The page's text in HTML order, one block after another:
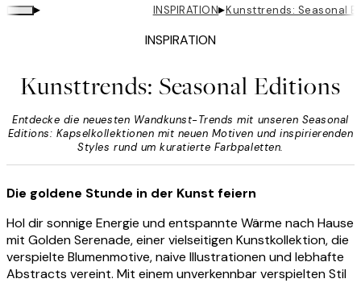
▸ INSPIRATION▸Kunsttrends: Seasonal
INSPIRATION
Kunsttrends: Seasonal Editions
Entdecke die neuesten Wandkunst-Trends mit unseren Seasonal
Editions: Kapselkollektionen mit neuen Motiven und inspirierenden
Styles rund um kuratierte Farbpaletten.
Die goldene Stunde in der Kunst feiern
Hol dir sonnige Energie und entspannte Wärme nach Hause
mit Golden Serenade, einer vielseitigen Kunstkollektion, die
verspielte Blumenmotive, naive Illustrationen und lebhafte
Abstracts vereint. Mit einem unverkennbar verspielten Stil